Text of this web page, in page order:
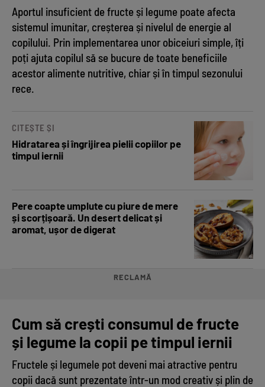
Aportul insuficient de fructe și legume poate afecta
sistemul imunitar, creșterea și nivelul de energie al
copilului. Prin implementarea unor obiceiuri simple, îți
poți ajuta copilul să se bucure de toate beneficiile
acestor alimente nutritive, chiar și în timpul sezonului
rece.
CITEȘTE ȘI
Hidratarea și îngrijirea pielii copiilor pe
timpul iernii
Pere coapte umplute cu piure de mere
și scorțișoară. Un desert delicat și
aromat, ușor de digerat
RECLAMĂ
Cum să crești consumul de fructe
și legume la copii pe timpul iernii
Fructele și legumele pot deveni mai atractive pentru
copii dacă sunt prezentate într-un mod creativ și plin de